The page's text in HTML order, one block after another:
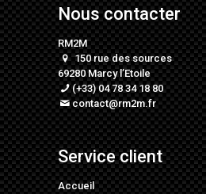
Nous contacter
RM2M
150 rue des sources
69280 Marcy l’Etoile
(+33) 04 78 34 18 80
contact@rm2m.fr
Service client
Accueil